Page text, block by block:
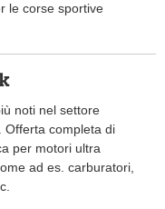
le corse sportive
noti nel settore
Offerta completa di
per motori ultra
ad es. carburatori,